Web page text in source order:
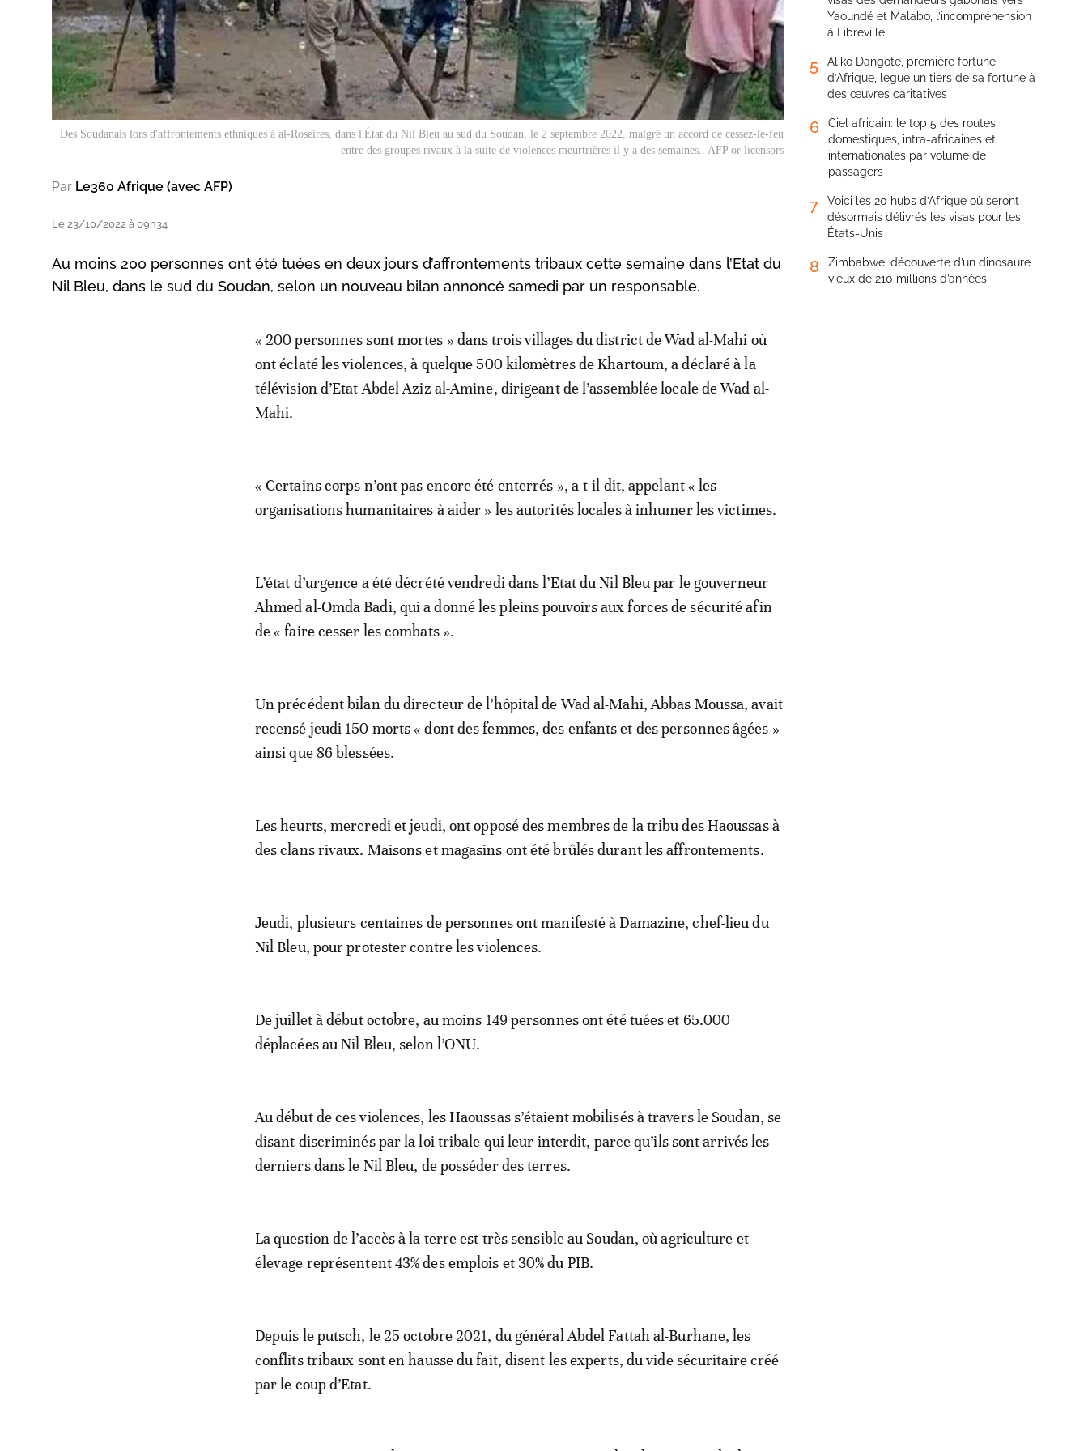
Des Soudanais lors d'affrontements ethniques à al-Roseires, dans l'État du Nil Bleu au sud du Soudan, le 2 septembre 2022, malgré un accord de cessez-le-feu
entre des groupes rivaux à la suite de violences meurtrières il y a des semaines.. AFP or licensors
Par Le360 Afrique (avec AFP)
Le 23/10/2022 à 09h34
Au moins 200 personnes ont été tuées en deux jours d’affrontements tribaux cette semaine dans l’Etat du
Nil Bleu, dans le sud du Soudan, selon un nouveau bilan annoncé samedi par un responsable.
« 200 personnes sont mortes » dans trois villages du district de Wad al-Mahi où
ont éclaté les violences, à quelque 500 kilomètres de Khartoum, a déclaré à la
télévision d’Etat Abdel Aziz al-Amine, dirigeant de l’assemblée locale de Wad al-
Mahi.
« Certains corps n’ont pas encore été enterrés », a-t-il dit, appelant « les
organisations humanitaires à aider » les autorités locales à inhumer les victimes.
L’état d’urgence a été décrété vendredi dans l’Etat du Nil Bleu par le gouverneur
Ahmed al-Omda Badi, qui a donné les pleins pouvoirs aux forces de sécurité afin
de « faire cesser les combats ».
Un précédent bilan du directeur de l’hôpital de Wad al-Mahi, Abbas Moussa, avait
recensé jeudi 150 morts « dont des femmes, des enfants et des personnes âgées »
ainsi que 86 blessées.
Les heurts, mercredi et jeudi, ont opposé des membres de la tribu des Haoussas à
des clans rivaux. Maisons et magasins ont été brûlés durant les affrontements.
Jeudi, plusieurs centaines de personnes ont manifesté à Damazine, chef-lieu du
Nil Bleu, pour protester contre les violences.
De juillet à début octobre, au moins 149 personnes ont été tuées et 65.000
déplacées au Nil Bleu, selon l’ONU.
Au début de ces violences, les Haoussas s’étaient mobilisés à travers le Soudan, se
disant discriminés par la loi tribale qui leur interdit, parce qu’ils sont arrivés les
derniers dans le Nil Bleu, de posséder des terres.
La question de l’accès à la terre est très sensible au Soudan, où agriculture et
élevage représentent 43% des emplois et 30% du PIB.
Depuis le putsch, le 25 octobre 2021, du général Abdel Fattah al-Burhane, les
conflits tribaux sont en hausse du fait, disent les experts, du vide sécuritaire créé
par le coup d’Etat.
Yaoundé et Malabo, l’incompréhension
à Libreville
5
Aliko Dangote, première fortune
d’Afrique, lègue un tiers de sa fortune à
des œuvres caritatives
6
Ciel africain: le top 5 des routes
domestiques, intra-africaines et
internationales par volume de
passagers
7
Voici les 20 hubs d’Afrique où seront
désormais délivrés les visas pour les
États-Unis
8
Zimbabwe: découverte d’un dinosaure
vieux de 210 millions d’années